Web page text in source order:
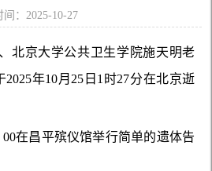
间：2025-10-27
北京大学公共卫生学院施天明老
年10月25日1时27分在北京逝
00在昌平殡仪馆举行简单的遗体告